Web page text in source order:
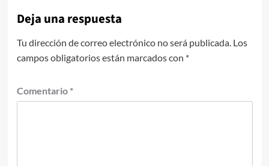
Deja una respuesta
Tu dirección de correo electrónico no será publicada. Los
campos obligatorios están marcados con *
Comentario *